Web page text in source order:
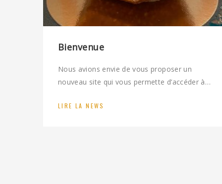
Bienvenue
Nous avions envie de vous proposer un
nouveau site qui vous permette d’accéder à…
LIRE LA NEWS